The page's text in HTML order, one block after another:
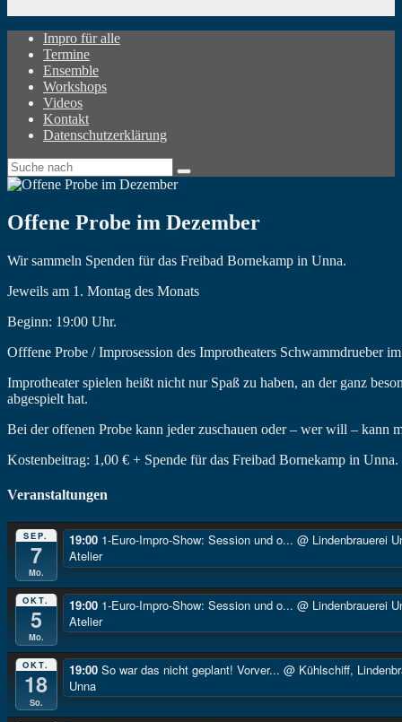
Impro für alle
Termine
Ensemble
Workshops
Videos
Kontakt
Datenschutzerklärung
Offene Probe im Dezember
Wir sammeln Spenden für das Freibad Bornekamp in Unna.
Jeweils am 1. Montag des Monats
Beginn: 19:00 Uhr.
Offfene Probe / Improsession des Improtheaters Schwammdrueber
Improtheater spielen heißt nicht nur Spaß zu haben, an der ganz
abgespielt hat.
Bei der offenen Probe kann jeder zuschauen oder – wer will – kann
Kostenbeitrag: 1,00 € + Spende für das Freibad Bornekamp in Unna.
Veranstaltungen
SEP.
7
Mo.
19:00 1-Euro-Impro-Show: Session und o... @ Lindenbrauerei
Atelier
OKT.
5
Mo.
19:00 1-Euro-Impro-Show: Session und o... @ Lindenbrauerei
Atelier
OKT.
18
So.
19:00 So war das nicht geplant! Vorver... @ Kühlschiff,
Unna